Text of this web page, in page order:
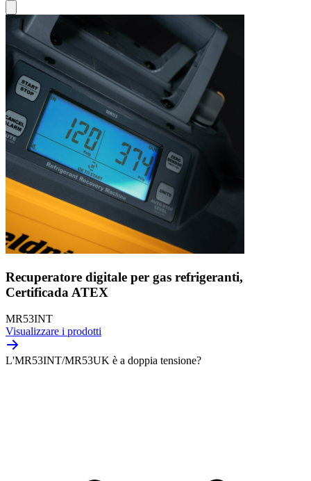
Recuperatore digitale per gas refrigeranti,
Certificada ATEX
MR53INT
Visualizzare i prodotti
L'MR53INT/MR53UK è a doppia tensione?